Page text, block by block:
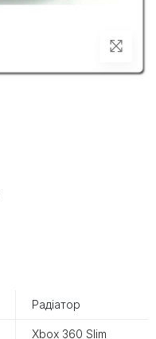
Радіатор
Xbox 360 Slim